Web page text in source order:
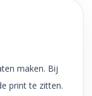
maken. Bij
print te zitten.